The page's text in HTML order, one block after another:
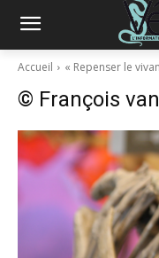
Accueil « Repenser le
© François